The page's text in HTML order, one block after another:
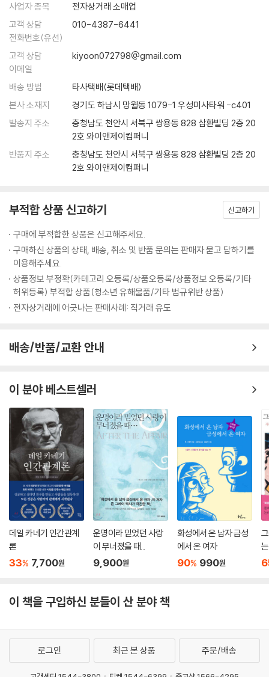
제, 직장 문제, 일상의 자잘한 문제들에 치이다 보면 예전의 두근거림은 어
느새 사라지기 마련이다. 그것은 더 이상 사랑이 아니다. 필 박사는 사랑의
현재 상태를 파악하고 더욱 깊은 관계로 나아갈 수 있는 방법도 제시해 주
고 있다.
누구나 짝은 있다. 그리고 누구나 사랑과 기쁨으로 충만한 관계를 맺을 수
있다. 『똑똑하게 사랑하라』에는 서로에게 충실하고, 서로 사랑하고, 기쁨
으로 가득한 관계를 이룰 수 있는 비법이 숨겨져 있으며, 이미 사랑을 하고
사업자 종목
전자상거래 소매업
고객 상담
전화번호(유선)
010-4387-6441
고객 상담
이메일
kiyoon072798@gmail.com
배송 방법
타사택배(롯데택배)
본사 소재지
경기도 하남시 망월동 1079-1 우성미사타워 -c401
발송지 주소
충청남도 천안시 서북구 쌍용동 828 삼환빌딩 2층 20
2호 와이앤제이컴퍼니
반품지 주소
충청남도 천안시 서북구 쌍용동 828 삼환빌딩 2층 20
2호 와이앤제이컴퍼니
부적합 상품 신고하기 신고하기
구매에 부적합한 상품은 신고해주세요.
구매하신 상품의 상태, 배송, 취소 및 반품 문의는 판매자 묻고 답하기를
이용해주세요.
상품정보 부정확(카테고리 오등록/상품오등록/상품정보 오등록/기타
허위등록) 부적합 상품(청소년 유해물품/기타 법규위반 상품)
전자상거래에 어긋나는 판매사례: 직거래 유도
배송/반품/교환 안내
이 분야 베스트셀러
데일 카네기 인간관계
론
33% 7,700원
운명이라 믿었던 사랑
이 무너졌을 때...
9,900원
화성에서 온 남자 금성
에서 온 여자
90% 990원
이 책을 구입하신 분들이 산 분야 책
로그인 최근 본 상품 주문/배송